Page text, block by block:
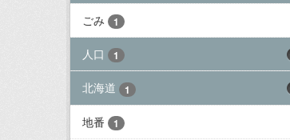
ごみ 1
人口 1
北海道 1
地番 1